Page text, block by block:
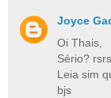
Joyce
Oi Thais,
Sério? rsrs
Leia sim
bjs